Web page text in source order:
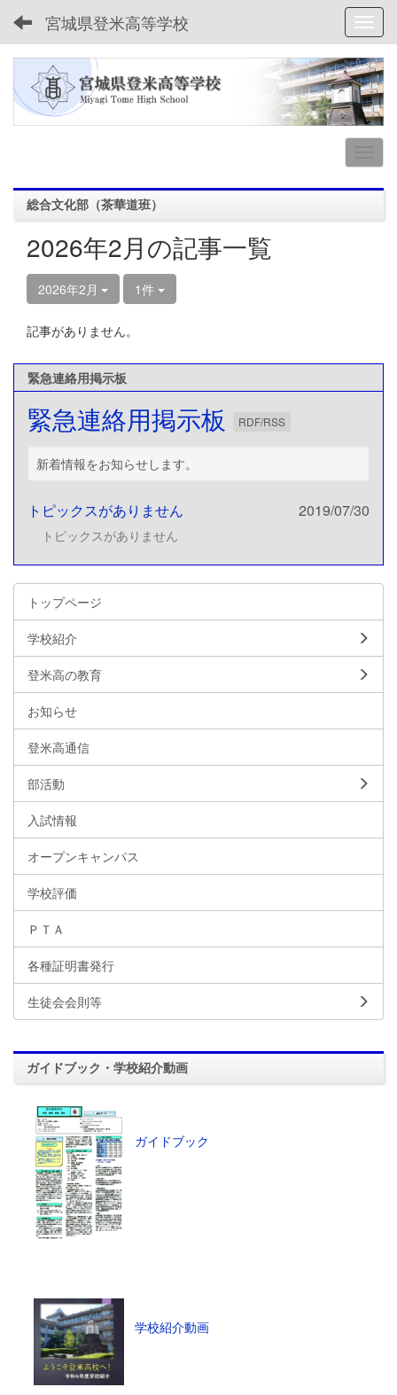
宮城県登米高等学校
総合文化部（茶華道班）
2026年2月の記事一覧
2026年2月 1件
記事がありません。
緊急連絡用掲示板
緊急連絡用掲示板 RDF/RSS
新着情報をお知らせします。
トピックスがありません 2019/07/30
トピックスがありません
トップページ
学校紹介
登米高の教育
お知らせ
登米高通信
部活動
入試情報
オープンキャンパス
学校評価
ＰＴＡ
各種証明書発行
生徒会会則等
ガイドブック・学校紹介動画
ガイドブック
学校紹介動画